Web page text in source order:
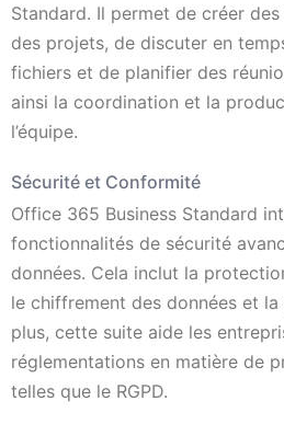
Standard. Il permet de créer
des projets, de discuter en
fichiers et de planifier des
ainsi la coordination et la
l’équipe.
Sécurité et Conformité
Office 365 Business Standard
fonctionnalités de sécurité
données. Cela inclut la
le chiffrement des données et
plus, cette suite aide les
réglementations en matière de
telles que le RGPD.